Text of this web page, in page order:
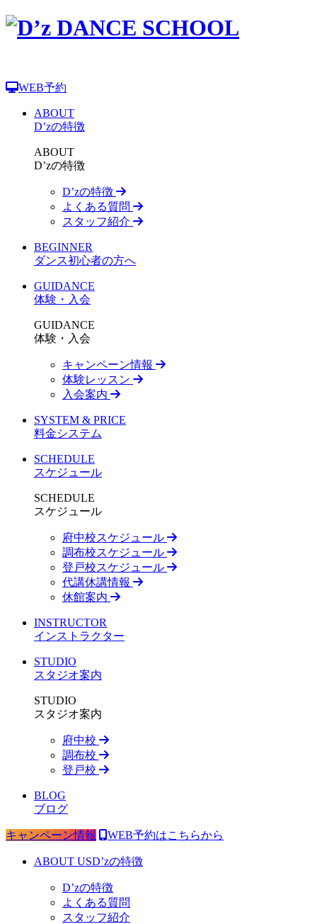
WEB予約
ABOUT
D’zの特徴
ABOUT
D’zの特徴
D’zの特徴
よくある質問
スタッフ紹介
BEGINNER
ダンス初心者の方へ
GUIDANCE
体験・入会
GUIDANCE
体験・入会
キャンペーン情報
体験レッスン
入会案内
SYSTEM & PRICE
料金システム
SCHEDULE
スケジュール
SCHEDULE
スケジュール
府中校スケジュール
調布校スケジュール
登戸校スケジュール
代講休講情報
休館案内
INSTRUCTOR
インストラクター
STUDIO
スタジオ案内
STUDIO
スタジオ案内
府中校
調布校
登戸校
BLOG
ブログ
キャンペーン情報 WEB予約はこちらから
ABOUT USD’zの特徴
D’zの特徴
よくある質問
スタッフ紹介